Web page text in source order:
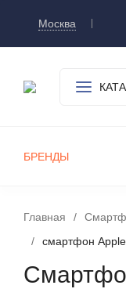
Москва
БРЕНДЫ
Главная /
/
cмартфон